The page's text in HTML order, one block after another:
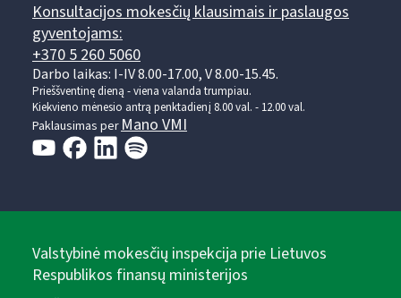
Konsultacijos mokesčių klausimais ir paslaugos
gyventojams:
+370 5 260 5060
Darbo laikas: I-IV 8.00-17.00, V 8.00-15.45.
Prieššventinę dieną - viena valanda trumpiau.
Kiekvieno mėnesio antrą penktadienį 8.00 val. - 12.00 val.
Paklausimas perMano VMI
Valstybinė mokesčių inspekcija prie Lietuvos
Respublikos finansų ministerijos